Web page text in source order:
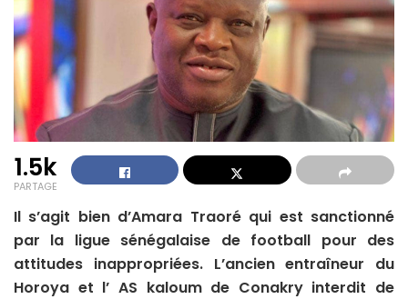
1.5k
PARTAGE
Il s’agit bien d’Amara Traoré qui est sanctionné
par la ligue sénégalaise de football pour des
attitudes inappropriées. L’ancien entraîneur du
Horoya et l’ AS kaloum de Conakry interdit de